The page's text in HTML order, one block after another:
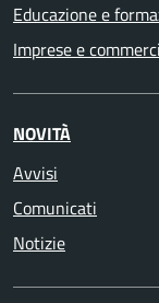
Educazione e
Imprese e
NOVITÀ
Avvisi
Comunicati
Notizie